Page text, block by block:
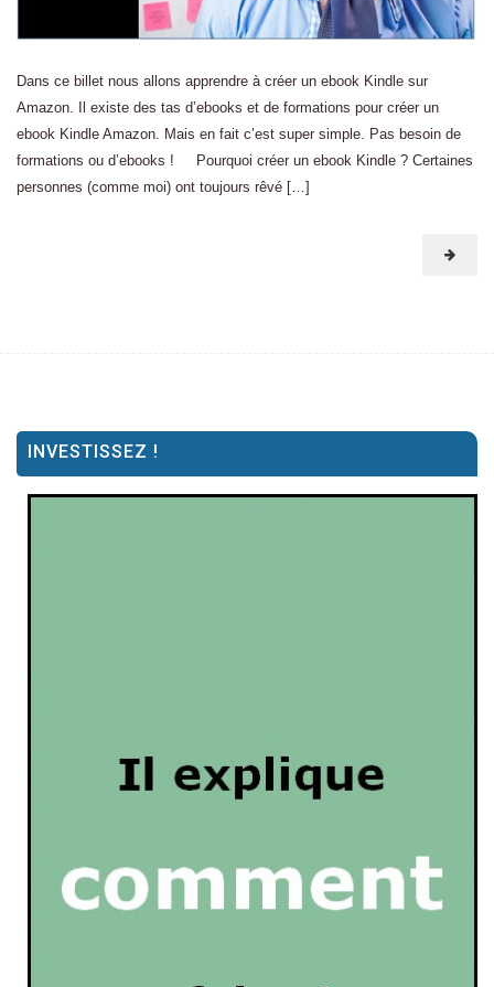
Dans ce billet nous allons apprendre à créer un ebook Kindle sur
Amazon. Il existe des tas d’ebooks et de formations pour créer un
ebook Kindle Amazon. Mais en fait c’est super simple. Pas besoin de
formations ou d’ebooks ! Pourquoi créer un ebook Kindle ? Certaines
personnes (comme moi) ont toujours rêvé […]
INVESTISSEZ !